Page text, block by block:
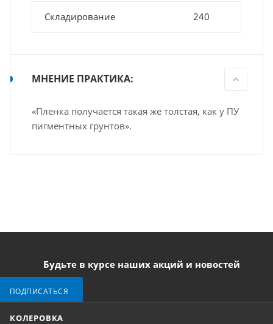
Складирование 240
МНЕНИЕ ПРАКТИКА:
«Пленка получается такая же толстая, как у ПУ
пигментных грунтов».
Будьте в курсе наших акций и новостей
ПОДПИСАТЬСЯ
КОЛЕРОВКА